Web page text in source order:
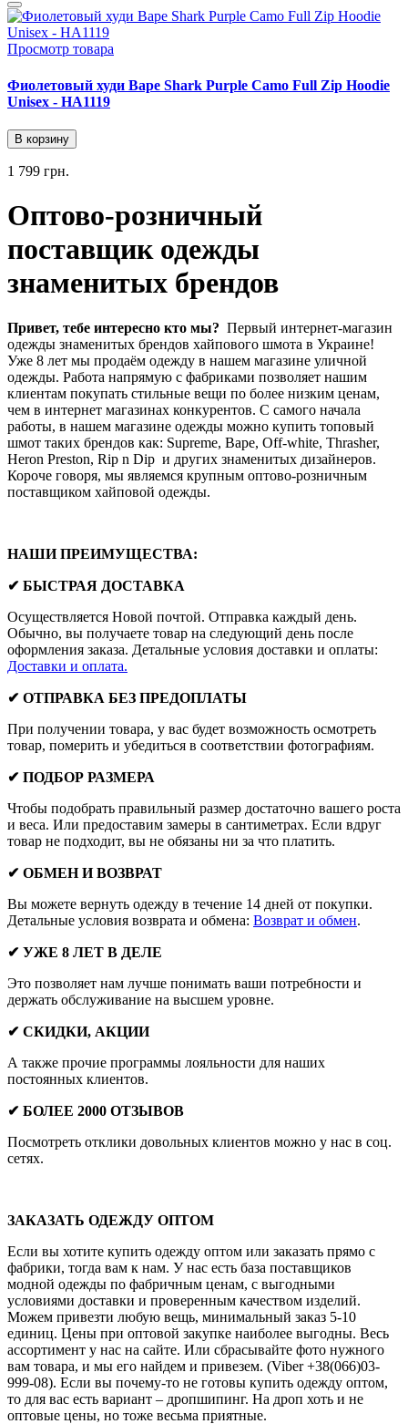
Просмотр товара
Фиолетовый худи Bape Shark Purple Camo Full Zip Hoodie
Unisex - HA1119
В корзину
1 799 грн.
Оптово-розничный
поставщик одежды
знаменитых брендов
Привет, тебе интересно кто мы? Первый интернет-магазин
одежды знаменитых брендов хайпового шмота в Украине!
Уже 8 лет мы продаём одежду в нашем магазине уличной
одежды. Работа напрямую с фабриками позволяет нашим
клиентам покупать стильные вещи по более низким ценам,
чем в интернет магазинах конкурентов. С самого начала
работы, в нашем магазине одежды можно купить топовый
шмот таких брендов как: Supreme, Bape, Off-white, Thrasher,
Heron Preston, Rip n Dip и других знаменитых дизайнеров.
Короче говоря, мы являемся крупным оптово-розничным
поставщиком хайповой одежды.
НАШИ ПРЕИМУЩЕСТВА:
✔ БЫСТРАЯ ДОСТАВКА
Осуществляется Новой почтой. Отправка каждый день.
Обычно, вы получаете товар на следующий день после
оформления заказа. Детальные условия доставки и оплаты:
Доставки и оплата.
✔ ОТПРАВКА БЕЗ ПРЕДОПЛАТЫ
При получении товара, у вас будет возможность осмотреть
товар, померить и убедиться в соответствии фотографиям.
✔ ПОДБОР РАЗМЕРА
Чтобы подобрать правильный размер достаточно вашего роста
и веса. Или предоставим замеры в сантиметрах. Если вдруг
товар не подходит, вы не обязаны ни за что платить.
✔ ОБМЕН И ВОЗВРАТ
Вы можете вернуть одежду в течение 14 дней от покупки.
Детальные условия возврата и обмена: Возврат и обмен.
✔ УЖЕ 8 ЛЕТ В ДЕЛЕ
Это позволяет нам лучше понимать ваши потребности и
держать обслуживание на высшем уровне.
✔ СКИДКИ, АКЦИИ
А также прочие программы лояльности для наших
постоянных клиентов.
✔ БОЛЕЕ 2000 ОТЗЫВОВ
Посмотреть отклики довольных клиентов можно у нас в соц.
сетях.
ЗАКАЗАТЬ ОДЕЖДУ ОПТОМ
Если вы хотите купить одежду оптом или заказать прямо с
фабрики, тогда вам к нам. У нас есть база поставщиков
модной одежды по фабричным ценам, с выгодными
условиями доставки и проверенным качеством изделий.
Можем привезти любую вещь, минимальный заказ 5-10
единиц. Цены при оптовой закупке наиболее выгодны. Весь
ассортимент у нас на сайте. Или сбрасывайте фото нужного
вам товара, и мы его найдем и привезем. (Viber +38(066)03-
999-08). Если вы почему-то не готовы купить одежду оптом,
то для вас есть вариант – дропшипинг. На дроп хоть и не
оптовые цены, но тоже весьма приятные.